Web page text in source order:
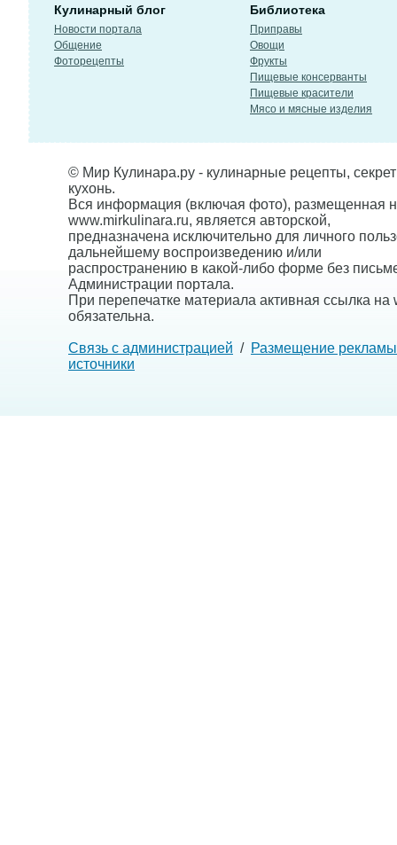
Кулинарный блог
Новости портала
Общение
Фоторецепты
Библиотека
Приправы
Овощи
Фрукты
Пищевые консерванты
Пищевые красители
Мясо и мясные изделия
© Мир Кулинара.ру - кулинарные рецепты,
кухонь.
Вся информация (включая фото), размещенная
www.mirkulinara.ru, является авторской,
предназначена исключительно для личного
дальнейшему воспроизведению и/или
распространению в какой-либо форме без
Администрации портала.
При перепечатке материала активная ссылка на
обязательна.
Связь с администрацией / Размещение рекламы
источники